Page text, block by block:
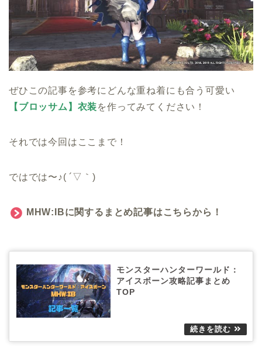
ぜひこの記事を参考にどんな重ね着にも合う可愛い
【ブロッサム】衣装を作ってみてください！
それでは今回はここまで！
ではでは〜♪( ´▽｀)
MHW:IBに関するまとめ記事はこちらから！
モンスターハンターワールド：
アイスボーン攻略記事まとめ
TOP